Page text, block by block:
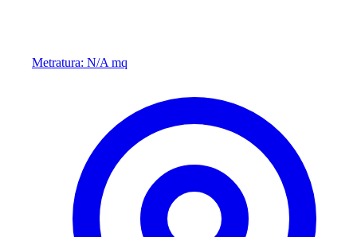
Metratura: N/A mq